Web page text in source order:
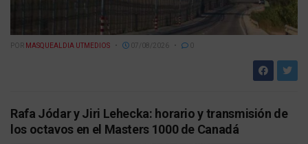
POR MASQUEALDIA UTMEDIOS 07/08/2026 0
Rafa Jódar y Jiri Lehecka: horario y transmisión de
los octavos en el Masters 1000 de Canadá